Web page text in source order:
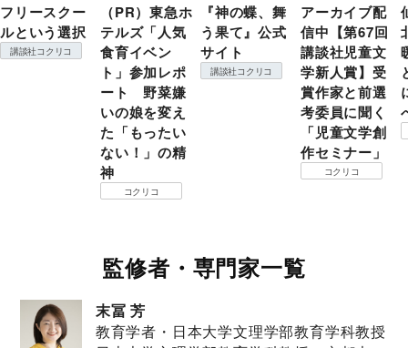
フリースクー
ルという選択
講談社コクリコ
（PR）東急ホ
テルズ「人気
食育イベン
ト」参加レポ
ート 野菜嫌
いの娘を変え
た「もったい
ない！」の精
神
コクリコ
『神の蝶、舞
う果て』公式
サイト
講談社コクリコ
アーカイブ配
信中【第67回
講談社児童文
学新人賞】受
賞作家と前選
考委員に聞く
「児童文学創
作セミナー」
コクリコ
監修者・専門家一覧
末冨 芳
教育学者・日本大学文理学部教育学科教授